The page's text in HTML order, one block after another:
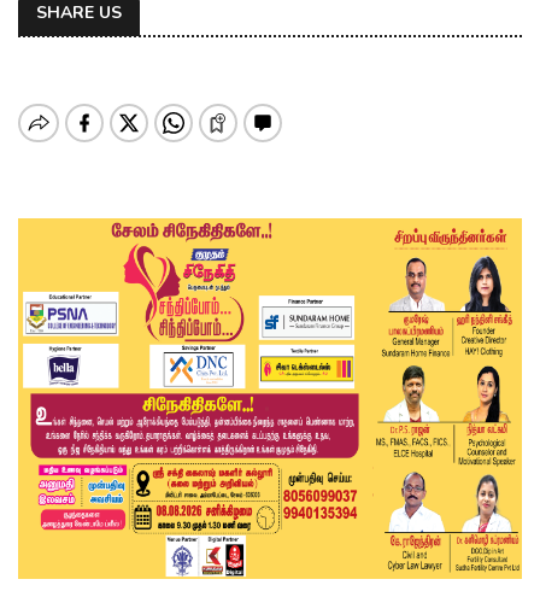
SHARE US